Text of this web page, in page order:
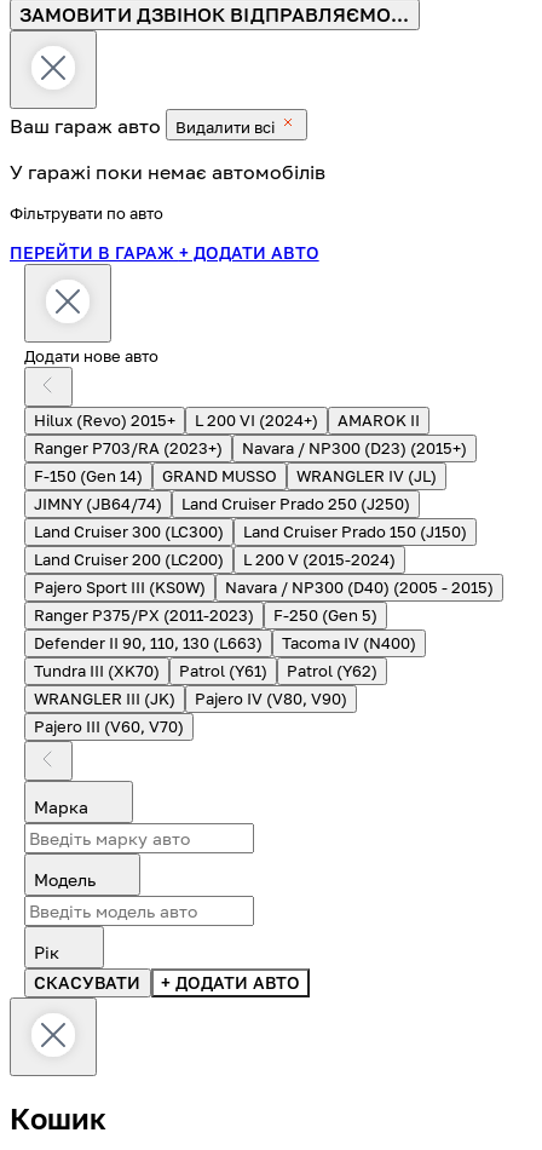
ЗАМОВИТИ ДЗВІНОК ВІДПРАВЛЯЄМО...
Ваш гараж авто Видалити всі
У гаражі поки немає автомобілів
Фільтрувати по авто
ПЕРЕЙТИ В ГАРАЖ + ДОДАТИ АВТО
Додати нове авто
Hilux (Revo) 2015+ L 200 VI (2024+)
AMAROK II
Ranger P703/RA (2023+)
Navara / NP300 (D23) (2015+)
F-150 (Gen 14)
GRAND MUSSO
WRANGLER IV (JL)
JIMNY (JB64/74)
Land Cruiser Prado 250 (J250)
Land Cruiser 300 (LC300)
Land Cruiser Prado 150 (J150)
Land Cruiser 200 (LC200)
L 200 V (2015-2024)
Pajero Sport III (KS0W)
Navara / NP300 (D40) (2005 - 2015)
Ranger P375/PX (2011-2023)
F-250 (Gen 5)
Defender II 90, 110, 130 (L663)
Tacoma IV (N400)
Tundra III (XK70)
Patrol (Y61)
Patrol (Y62)
WRANGLER III (JK)
Pajero IV (V80, V90)
Pajero III (V60, V70)
Марка
Модель
Рік
СКАСУВАТИ
+ ДОДАТИ АВТО
Кошик